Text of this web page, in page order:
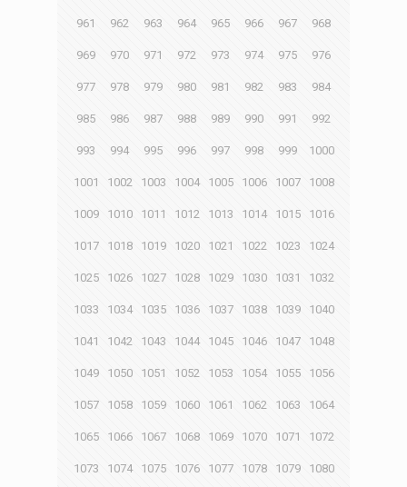
961 962 963 964 965 966 967 968
969 970 971 972 973 974 975 976
977 978 979 980 981 982 983 984
985 986 987 988 989 990 991 992
993 994 995 996 997 998 999 1000
1001 1002 1003 1004 1005 1006 1007 1008
1009 1010 1011 1012 1013 1014 1015 1016
1017 1018 1019 1020 1021 1022 1023 1024
1025 1026 1027 1028 1029 1030 1031 1032
1033 1034 1035 1036 1037 1038 1039 1040
1041 1042 1043 1044 1045 1046 1047 1048
1049 1050 1051 1052 1053 1054 1055 1056
1057 1058 1059 1060 1061 1062 1063 1064
1065 1066 1067 1068 1069 1070 1071 1072
1073 1074 1075 1076 1077 1078 1079 1080